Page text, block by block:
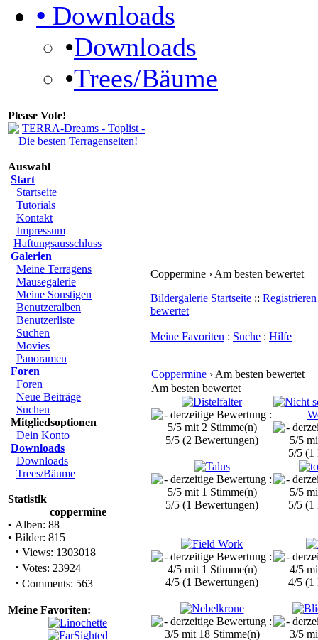
• Downloads
•Downloads
•Trees/Bäume
Please Vote!
Auswahl
Start
Startseite
Tutorials
Kontakt
Impressum
Haftungsausschluss
Galerien
Meine Terragens
Mausegalerie
Meine Sonstigen
Benutzeralben
Benutzerliste
Suchen
Movies
Panoramen
Foren
Foren
Neue Beiträge
Suchen
Mitgliedsoptionen
Dein Konto
Downloads
Downloads
Trees/Bäume
Statistik
coppermine
• Alben: 88
• Bilder: 815
· Views: 1303018
· Votes: 23924
· Comments: 563
Meine Favoriten:
Coppermine › Am besten bewertet
Bildergalerie Startseite :: Registrieren
bewertet
Meine Favoriten : Suche : Hilfe
Coppermine › Am besten bewertet
Am besten bewertet
5/5 (2 Bewertungen)
5/5 (1
5/5 (1 Bewertungen) 5/5 (1
4/5 (1 Bewertungen) 4/5 (1